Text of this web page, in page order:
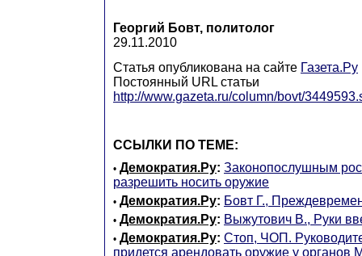
Георгий Бовт, политолог
29.11.2010
Статья опубликована на сайте Газета.Ру
Постоянный URL статьи
http://www.gazeta.ru/column/bovt/
ССЫЛКИ ПО ТЕМЕ:
• Демократия.Ру: Законопослушным
разрешить носить оружие
• Демократия.Ру: Бовт Г.,
• Демократия.Ру: Выжутович В., Руки
• Демократия.Ру: Стоп, ЧОП.
придется арендовать оружие у органов